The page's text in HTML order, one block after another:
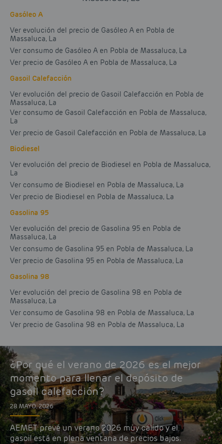
Gasóleo A
Ver evolución del precio de Gasóleo A en Pobla de
Massaluca, La
Ver consumo de Gasóleo A en Pobla de Massaluca, La
Ver precio de Gasóleo A en Pobla de Massaluca, La
Gasoil Calefacción
Ver evolución del precio de Gasoil Calefacción en Pobla de
Massaluca, La
Ver consumo de Gasoil Calefacción en Pobla de Massaluca,
La
Ver precio de Gasoil Calefacción en Pobla de Massaluca, La
Biodiesel
Ver evolución del precio de Biodiesel en Pobla de Massaluca,
La
Ver consumo de Biodiesel en Pobla de Massaluca, La
Ver precio de Biodiesel en Pobla de Massaluca, La
Gasolina 95
Ver evolución del precio de Gasolina 95 en Pobla de
Massaluca, La
Ver consumo de Gasolina 95 en Pobla de Massaluca, La
Ver precio de Gasolina 95 en Pobla de Massaluca, La
Gasolina 98
Ver evolución del precio de Gasolina 98 en Pobla de
Massaluca, La
Ver consumo de Gasolina 98 en Pobla de Massaluca, La
Ver precio de Gasolina 98 en Pobla de Massaluca, La
¿Por qué el verano de 2026 es el mejor
momento para llenar el depósito de
gasoil calefacción?
28 MAYO, 2026
AEMET prevé un verano 2026 muy cálido y el
gasoil está en plena ventana de precios bajos.